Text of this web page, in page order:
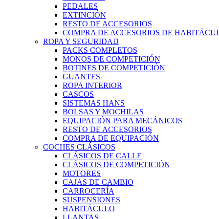
PEDALES
EXTINCIÓN
RESTO DE ACCESORIOS
COMPRA DE ACCESORIOS DE
ROPA Y SEGURIDAD
PACKS COMPLETOS
MONOS DE COMPETICIÓN
BOTINES DE COMPETICIÓN
GUANTES
ROPA INTERIOR
CASCOS
SISTEMAS HANS
BOLSAS Y MOCHILAS
EQUIPACIÓN PARA MECÁNICOS
RESTO DE ACCESORIOS
COMPRA DE EQUIPACIÓN
COCHES CLÁSICOS
CLÁSICOS DE CALLE
CLÁSICOS DE COMPETICIÓN
MOTORES
CAJAS DE CAMBIO
CARROCERÍA
SUSPENSIONES
HABITÁCULO
LLANTAS